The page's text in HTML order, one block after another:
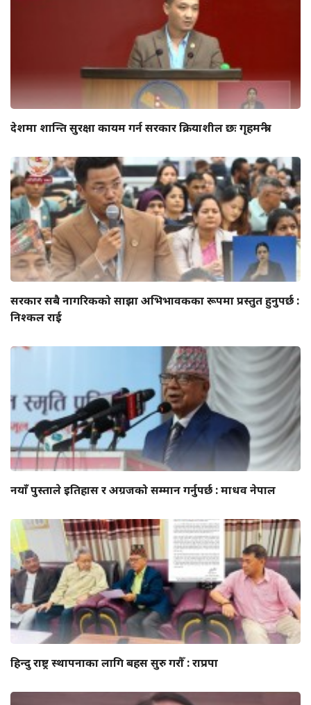
देशमा शान्ति सुरक्षा कायम गर्न सरकार क्रियाशील छः गृहमन्त्री
सरकार सबै नागरिकको साझा अभिभावकका रूपमा प्रस्तुत हुनुपर्छ :
निश्कल राई
नयाँ पुस्ताले इतिहास र अग्रजको सम्मान गर्नुपर्छ : माधव नेपाल
हिन्दु राष्ट्र स्थापनाका लागि बहस सुरु गरौँ : राप्रपा